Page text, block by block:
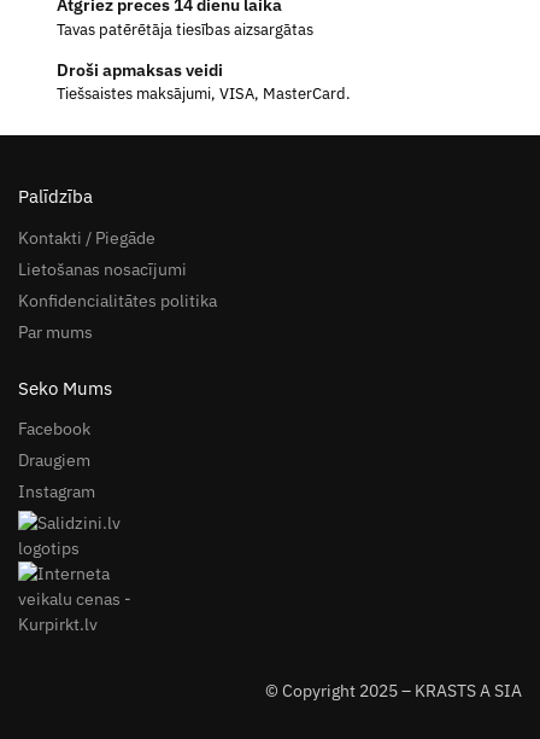
Atgriez preces 14 dienu laikā
Tavas patērētāja tiesības aizsargātas
Droši apmaksas veidi
Tiešsaistes maksājumi, VISA, MasterCard.
Palīdzība
Kontakti / Piegāde
Lietošanas nosacījumi
Konfidencialitātes politika
Par mums
Seko Mums
Facebook
Draugiem
Instagram
© Copyright 2025 – KRASTS A SIA